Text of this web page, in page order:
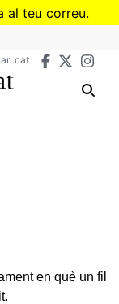
al teu correu.
en què un fil